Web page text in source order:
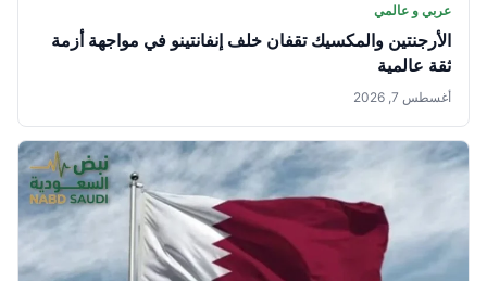
عربي و عالمي
الأرجنتين والمكسيك تقفان خلف إنفانتينو في مواجهة أزمة
ثقة عالمية
أغسطس 7, 2026